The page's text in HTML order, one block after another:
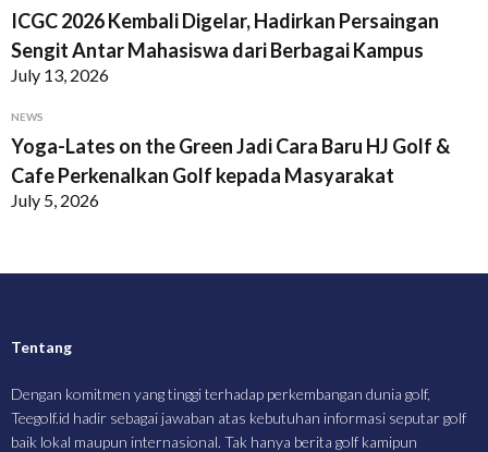
ICGC 2026 Kembali Digelar, Hadirkan Persaingan
Sengit Antar Mahasiswa dari Berbagai Kampus
July 13, 2026
NEWS
Yoga-Lates on the Green Jadi Cara Baru HJ Golf &
Cafe Perkenalkan Golf kepada Masyarakat
July 5, 2026
Tentang
Dengan komitmen yang tinggi terhadap perkembangan dunia golf,
Teegolf.id hadir sebagai jawaban atas kebutuhan informasi seputar golf
baik lokal maupun internasional. Tak hanya berita golf kamipun